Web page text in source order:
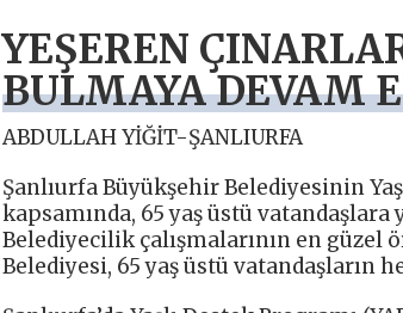
YEŞEREN
BULMAYA DEVAM
ABDULLAH YİĞİT-ŞANLIURFA
Şanlıurfa Büyükşehir Belediyesinin
kapsamında, 65 yaş üstü
Belediyecilik çalışmalarının en
Belediyesi, 65 yaş üstü vatandaşların